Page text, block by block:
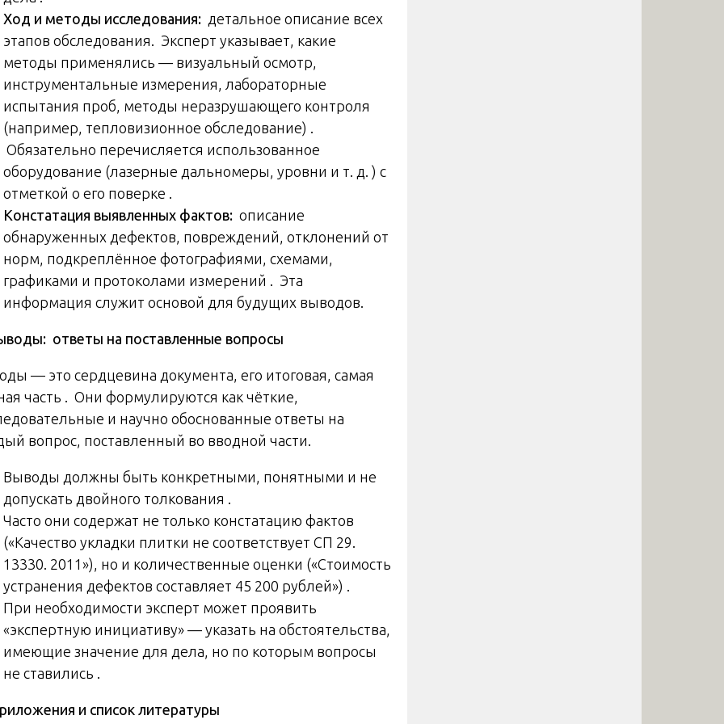
Ход и методы исследования: детальное описание всех
этапов обследования. Эксперт указывает, какие
методы применялись — визуальный осмотр,
инструментальные измерения, лабораторные
испытания проб, методы неразрушающего контроля
(например, тепловизионное обследование) .
Обязательно перечисляется использованное
оборудование (лазерные дальномеры, уровни и т. д. ) с
отметкой о его поверке .
Констатация выявленных фактов: описание
обнаруженных дефектов, повреждений, отклонений от
норм, подкреплённое фотографиями, схемами,
графиками и протоколами измерений . Эта
информация служит основой для будущих выводов.
ответы на поставленные вопросы
— это сердцевина документа, его итоговая, самая
часть . Они формулируются как чёткие,
и научно обоснованные ответы на
вопрос, поставленный во вводной части.
Выводы должны быть конкретными, понятными и не
допускать двойного толкования .
Часто они содержат не только констатацию фактов
(«Качество укладки плитки не соответствует СП 29.
13330. 2011»), но и количественные оценки («Стоимость
устранения дефектов составляет 45 200 рублей») .
При необходимости эксперт может проявить
«экспертную инициативу» — указать на обстоятельства,
имеющие значение для дела, но по которым вопросы
не ставились .
и список литературы